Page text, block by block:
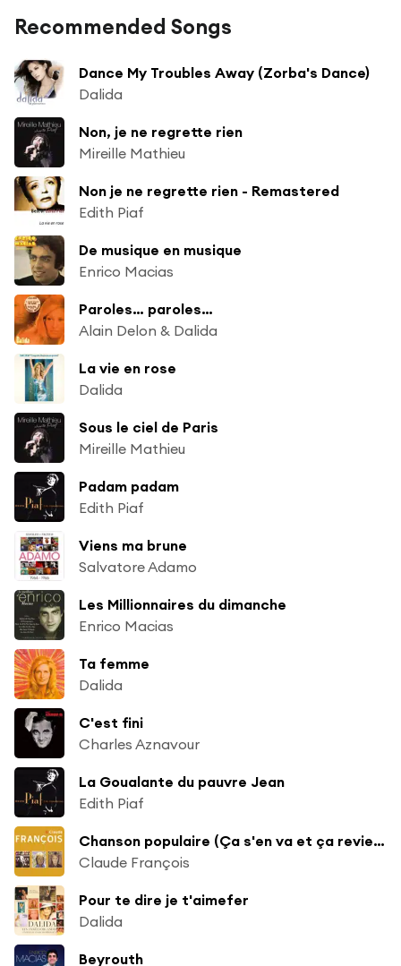
Recommended Songs
Dance My Troubles Away (Zorba's Dance)
Dalida
Non, je ne regrette rien
Mireille Mathieu
Non je ne regrette rien - Remastered
Edith Piaf
De musique en musique
Enrico Macias
Paroles… paroles…
Alain Delon & Dalida
La vie en rose
Dalida
Sous le ciel de Paris
Mireille Mathieu
Padam padam
Edith Piaf
Viens ma brune
Salvatore Adamo
Les Millionnaires du dimanche
Enrico Macias
Ta femme
Dalida
C'est fini
Charles Aznavour
La Goualante du pauvre Jean
Edith Piaf
Chanson populaire (Ça s'en va et ça revient)
Claude François
Pour te dire je t'aimefer
Dalida
Beyrouth